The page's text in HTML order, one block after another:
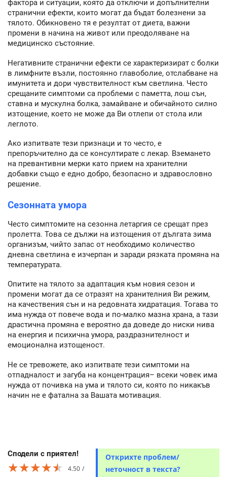
фактора и ситуации, която да отключи и допълнителни
странични ефекти, които могат да бъдат болезнени за
тялото. Обикновено тя е резултат от диета, важни
промени в начина на живот или преодоляване на
медицинско състояние.
Негативните странични ефекти се характеризират с болки
в лимфните възли, постоянно главоболие, отслабване на
имунитета и дори чувствителност към светлина. Често
срещаните симптоми са проблеми с паметта, лош сън,
ставна и мускулна болка, замайване и обичайното силно
изтощение, което не може да Ви отлепи от стола или
леглото.
Ако изпитвате тези признаци и то често, е
препоръчително да се консултирате с лекар. Вземането
на превантивни мерки като прием на хранителни
добавки също е едно добро, безопасно и здравословно
решение.
Сезонната умора
Често симптомите на сезонна летаргия се срещат през
пролетта. Това се дължи на изтощения от дългата зима
организъм, чийто запас от необходимо количество
дневна светлина е изчерпан и заради рязката промяна на
температурата.
Опитите на тялото за адаптация към новия сезон и
промени могат да се отразят на хранителния Ви режим,
на качествения сън и на редовната хидратация. Тогава то
има нужда от повече вода и по-малко мазна храна, а тази
драстична промяна е вероятно да доведе до ниски нива
на енергия и психична умора, раздразнителност и
емоционална изтощеност.
Не се тревожете, ако изпитвате тези симптоми на
отпадналост и загуба на концентрация– всеки човек има
нужда от почивка на ума и тялото си, която по никакъв
начин не е фатална за Вашата мотивация.
Сподели с приятел!
★★★★★
★★★★★
★★★★★
4.50
Открихте проблем/
неточност в текста?